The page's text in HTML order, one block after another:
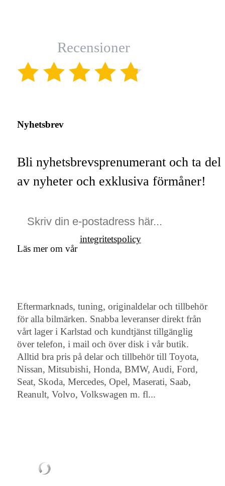
Recensioner
Nyhetsbrev
Bli nyhetsbrevsprenumerant och ta del
av nyheter och exklusiva förmåner!
Läs mer om vår
integritetspolicy
Eftermarknads, tuning, originaldelar och tillbehör
för alla bilmärken. Snabba leveranser direkt från
vårt lager i Karlstad och kundtjänst tillgänglig
över telefon, i mail och över disk i vår butik.
Alltid bra pris på delar och tillbehör till Toyota,
Nissan, Mitsubishi, Honda, BMW, Audi, Ford,
Seat, Skoda, Mercedes, Opel, Maserati, Saab,
Reanult, Volvo, Volkswagen m. fl...